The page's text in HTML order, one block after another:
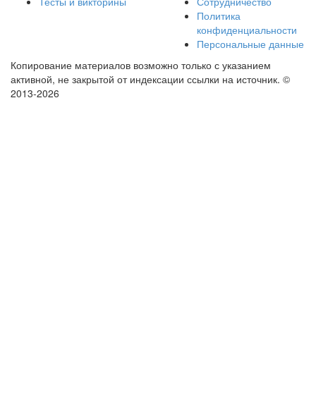
Политика
конфиденциальности
Персональные данные
Копирование материалов возможно только с указанием
активной, не закрытой от индексации ссылки на источник. ©
2013-2026